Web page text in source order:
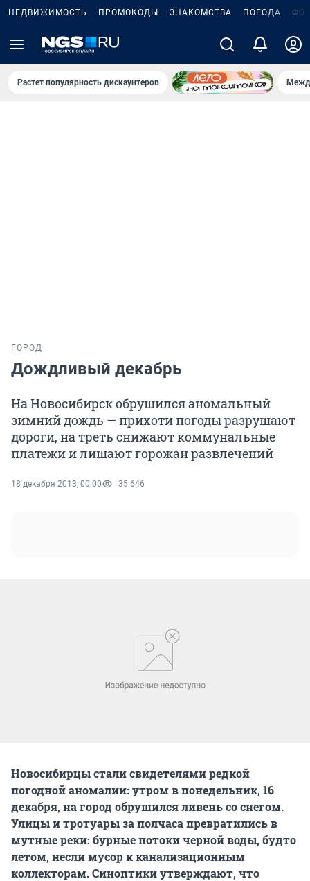
НЕДВИЖИМОСТЬ ПРОМОКОДЫ ЗНАКОМСТВА ПОГОДА
Растет популярность дискаунтеров
ГОРОД
Дождливый декабрь
На Новосибирск обрушился аномальный
зимний дождь — прихоти погоды разрушают
дороги, на треть снижают коммунальные
платежи и лишают горожан развлечений
18 декабря 2013, 00:00 35 646
Новосибирцы стали свидетелями редкой
погодной аномалии: утром в понедельник, 16
декабря, на город обрушился ливень со снегом.
Улицы и тротуары за полчаса превратились в
мутные реки: бурные потоки черной воды, будто
летом, несли мусор к канализационным
коллекторам. Синоптики утверждают, что